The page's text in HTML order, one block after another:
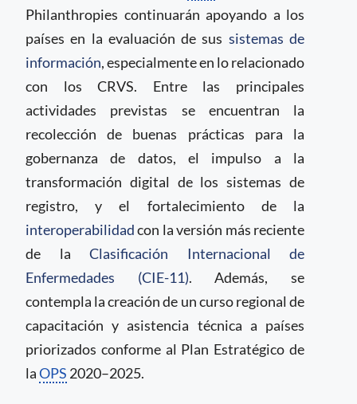
Philanthropies continuarán apoyando a los
países en la evaluación de sus sistemas de
información, especialmente en lo relacionado
con los CRVS. Entre las principales
actividades previstas se encuentran la
recolección de buenas prácticas para la
gobernanza de datos, el impulso a la
transformación digital de los sistemas de
registro, y el fortalecimiento de la
interoperabilidadcon la versión más reciente
de la Clasificación Internacional de
Enfermedades (CIE-11). Además, se
contempla la creación de un curso regional de
capacitación y asistencia técnica a países
priorizados conforme al Plan Estratégico de
laOPS 2020–2025.